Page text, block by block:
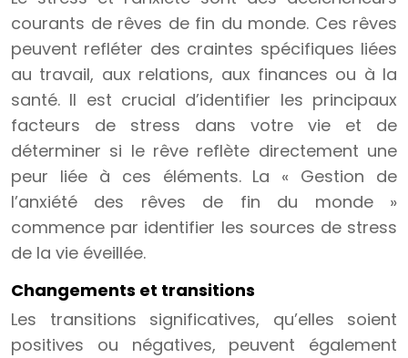
courants de rêves de fin du monde. Ces rêves
peuvent refléter des craintes spécifiques liées
au travail, aux relations, aux finances ou à la
santé. Il est crucial d’identifier les principaux
facteurs de stress dans votre vie et de
déterminer si le rêve reflète directement une
peur liée à ces éléments. La « Gestion de
l’anxiété des rêves de fin du monde »
commence par identifier les sources de stress
de la vie éveillée.
Changements et transitions
Les transitions significatives, qu’elles soient
positives ou négatives, peuvent également